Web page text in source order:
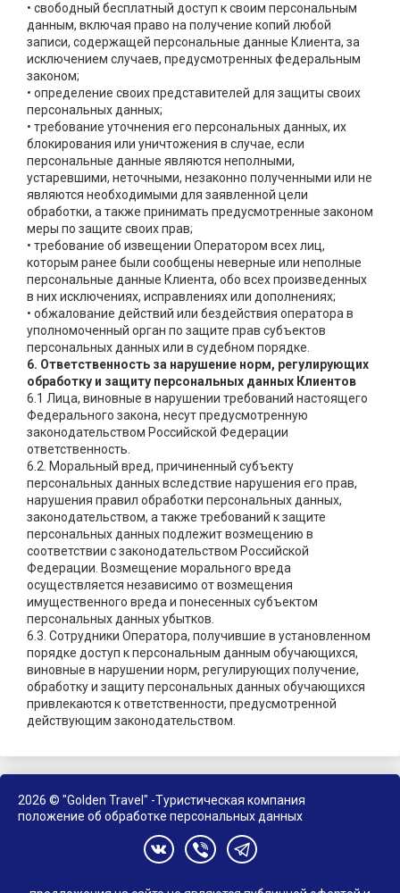
• свободный бесплатный доступ к своим персональным
данным, включая право на получение копий любой
записи, содержащей персональные данные Клиента, за
исключением случаев, предусмотренных федеральным
законом;
• определение своих представителей для защиты своих
персональных данных;
• требование уточнения его персональных данных, их
блокирования или уничтожения в случае, если
персональные данные являются неполными,
устаревшими, неточными, незаконно полученными или не
являются необходимыми для заявленной цели
обработки, а также принимать предусмотренные законом
меры по защите своих прав;
• требование об извещении Оператором всех лиц,
которым ранее были сообщены неверные или неполные
персональные данные Клиента, обо всех произведенных
в них исключениях, исправлениях или дополнениях;
• обжалование действий или бездействия оператора в
уполномоченный орган по защите прав субъектов
персональных данных или в судебном порядке.
6. Ответственность за нарушение норм, регулирующих
обработку и защиту персональных данных Клиентов
6.1 Лица, виновные в нарушении требований настоящего
Федерального закона, несут предусмотренную
законодательством Российской Федерации
ответственность.
6.2. Моральный вред, причиненный субъекту
персональных данных вследствие нарушения его прав,
нарушения правил обработки персональных данных,
законодательством, а также требований к защите
персональных данных подлежит возмещению в
соответствии с законодательством Российской
Федерации. Возмещение морального вреда
осуществляется независимо от возмещения
имущественного вреда и понесенных субъектом
персональных данных убытков.
6.3. Сотрудники Оператора, получившие в установленном
порядке доступ к персональным данным обучающихся,
виновные в нарушении норм, регулирующих получение,
обработку и защиту персональных данных обучающихся
привлекаются к ответственности, предусмотренной
действующим законодательством.
2026 © "Golden Travel" -Туристическая компания
положение об обработке персональных данных